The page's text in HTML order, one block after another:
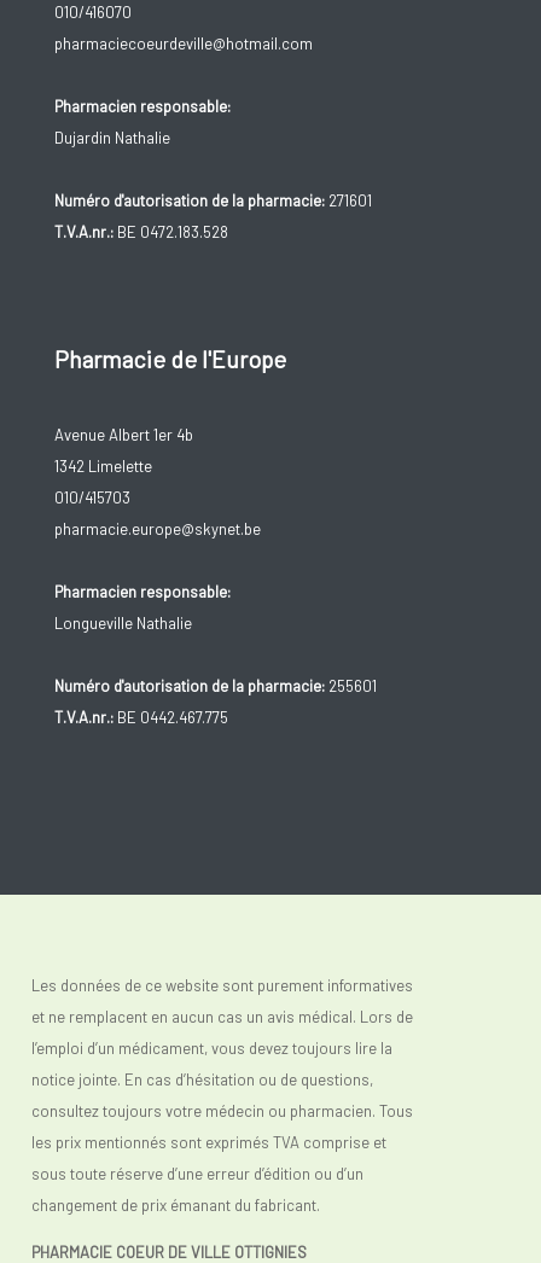
010/416070
pharmaciecoeurdeville@hotmail.com
Pharmacien responsable:
Dujardin Nathalie
Numéro d'autorisation de la pharmacie:271601
T.V.A.nr.:BE 0472.183.528
Pharmacie de l'Europe
Avenue Albert 1er 4b
1342 Limelette
010/415703
pharmacie.europe@skynet.be
Pharmacien responsable:
Longueville Nathalie
Numéro d'autorisation de la pharmacie:255601
T.V.A.nr.:BE 0442.467.775
Les données de ce website sont purement informatives
et ne remplacent en aucun cas un avis médical. Lors de
l’emploi d’un médicament, vous devez toujours lire la
notice jointe. En cas d’hésitation ou de questions,
consultez toujours votre médecin ou pharmacien. Tous
les prix mentionnés sont exprimés TVA comprise et
sous toute réserve d’une erreur d’édition ou d’un
changement de prix émanant du fabricant.
PHARMACIE COEUR DE VILLE OTTIGNIES